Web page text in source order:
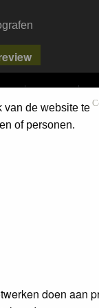
SEARCH
van de website te
of personen.
doen aan